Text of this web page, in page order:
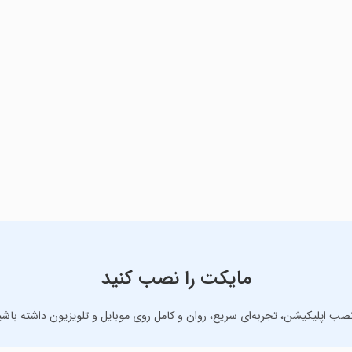
مایکت را نصب کنید
اپلیکیشن، تجربه‌ای سریع، روان و کامل روی موبایل و تلویزیون داشته